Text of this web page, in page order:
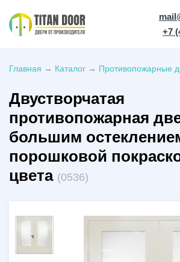
+7
Главная → Каталог → Противопожарные
Двустворчатая
противопожарная
большим
порошковой
цвета (0536)